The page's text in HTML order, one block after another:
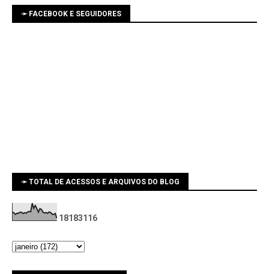
➛ FACEBOOK E SEGUIDORES
➛ TOTAL DE ACESSOS E ARQUIVOS DO BLOG
18183116